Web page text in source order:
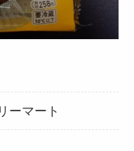
ーマート